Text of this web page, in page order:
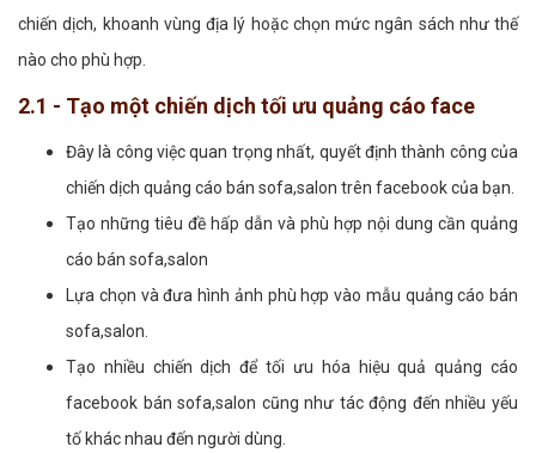
chiến dịch, khoanh vùng địa lý hoặc chọn mức ngân sách như thế
nào cho phù hợp.
2.1 - Tạo một chiến dịch tối ưu quảng cáo face
Đây là công việc quan trọng nhất, quyết định thành công của
chiến dịch quảng cáo bán sofa,salon trên facebook của bạn.
Tạo những tiêu đề hấp dẫn và phù hợp nội dung cần quảng
cáo bán sofa,salon
Lựa chọn và đưa hình ảnh phù hợp vào mẫu quảng cáo bán
sofa,salon.
Tạo nhiều chiến dịch để tối ưu hóa hiệu quả quảng cáo
facebook bán sofa,salon cũng như tác động đến nhiều yếu
tố khác nhau đến người dùng.